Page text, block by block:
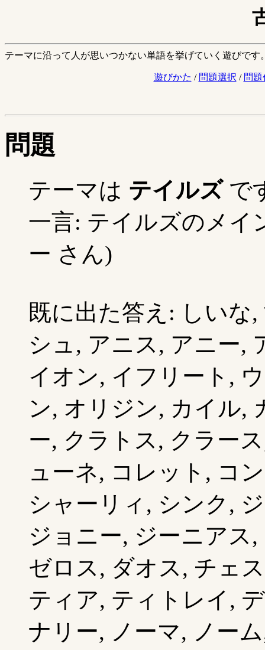
テーマに沿って人が思いつかない単語を挙げていく遊びです
遊びかた / 問題選択 / 問題
問題
テーマは テイルズで
一言: テイルズのメイ
ー さん)
既に出た答え: しいな
シュ, アニス, アニー,
イオン, イフリート,
ン, オリジン, カイル,
ー, クラトス, クラー
ューネ, コレット, コ
シャーリィ, シンク,
ジョニー, ジーニアス
ゼロス, ダオス, チェ
ティア, ティトレイ,
ナリー, ノーマ, ノー